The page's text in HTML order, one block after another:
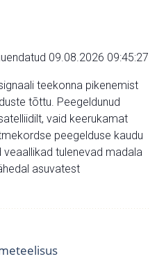
09.08.2026 09:45:27
teekonna pikenemist
tõttu. Peegeldunud
vaid keerukamat
peegelduse kaudu
tulenevad madala
asuvatest